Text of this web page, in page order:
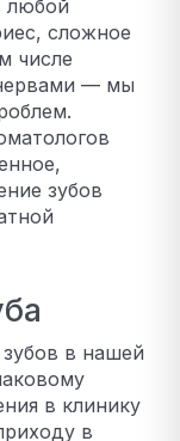
любой
сложное
числе
— мы
зубов
в нашей
в клинику
в